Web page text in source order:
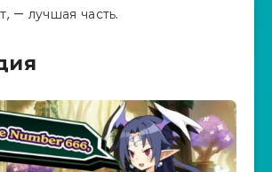
— лучшая часть.